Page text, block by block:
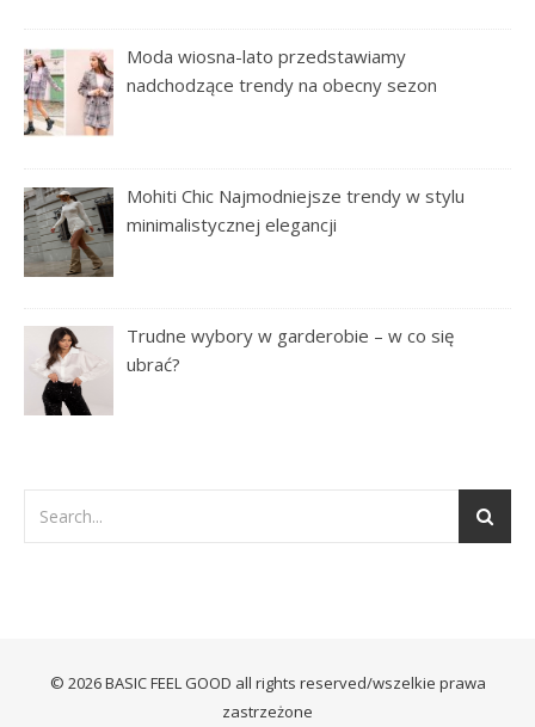
Moda wiosna-lato przedstawiamy
nadchodzące trendy na obecny sezon
Mohiti Chic Najmodniejsze trendy w stylu
minimalistycznej elegancji
Trudne wybory w garderobie – w co się
ubrać?
© 2026 BASIC FEEL GOOD all rights reserved/wszelkie prawa
zastrzeżone